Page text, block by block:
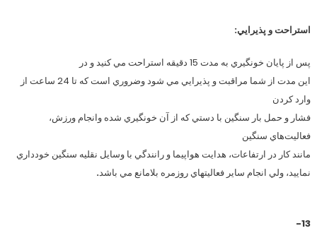
استراحت و پذيرايي:
پس از پايان خونگيري به مدت 15 دقيقه استراحت مي كنيد و در
اين مدت از شما مراقبت و پذيرايي مي شود وضروري است كه تا 24 ساعت از
وارد كردن
فشار و حمل بار سنگين با دستي كه از آن خونگيري شده وانجام ورزش،
فعاليت‌هاي سنگين
مانند كار در ارتفاعات، هدايت هواپيما و رانندگي با وسايل نقليه سنگين خودداري
نماييد، ولي انجام ساير فعاليتهاي روزمره بلامانع مي باشد.
13-